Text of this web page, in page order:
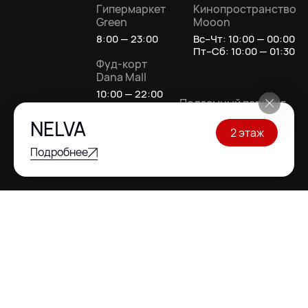
NELVA
2 этаж
Подробнее
Гипермаркет
Green
8:00 — 23:00
Фуд-корт
Dana Mall
10:00 — 22:00
10:00 — 22:00
Подземный паркинг
Круглосуточно
Кинопространство
Mooon
Вс–Чт: 10:00 — 00:00
Пт–Сб: 10:00 — 01:30